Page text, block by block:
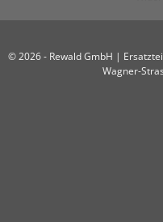
© 2026 - Rewald GmbH |
Wagner-